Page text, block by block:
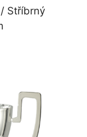
/ Stříbrný